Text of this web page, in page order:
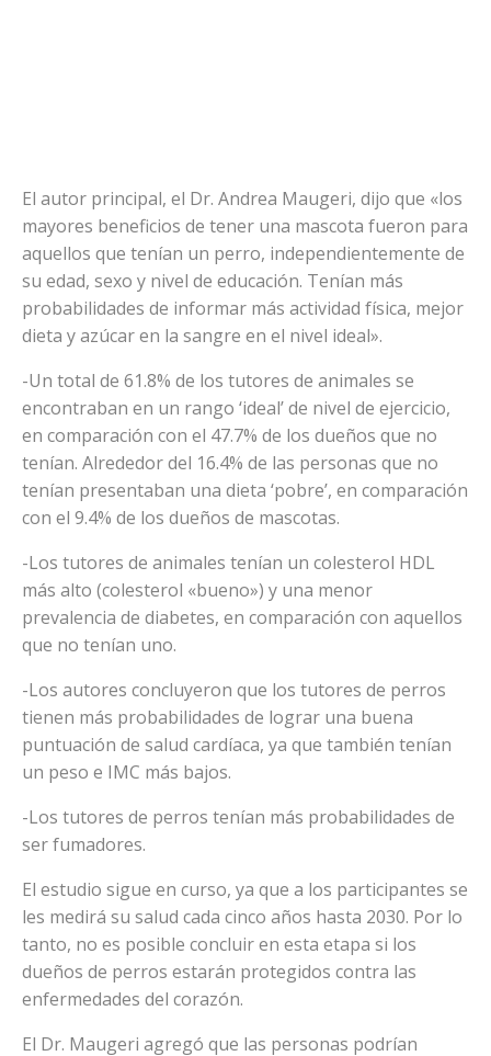
El autor principal, el Dr. Andrea Maugeri, dijo que «los
mayores beneficios de tener una mascota fueron para
aquellos que tenían un perro, independientemente de
su edad, sexo y nivel de educación. Tenían más
probabilidades de informar más actividad física, mejor
dieta y azúcar en la sangre en el nivel ideal».
-Un total de 61.8% de los tutores de animales se
encontraban en un rango ‘ideal’ de nivel de ejercicio,
en comparación con el 47.7% de los dueños que no
tenían. Alrededor del 16.4% de las personas que no
tenían presentaban una dieta ‘pobre’, en comparación
con el 9.4% de los dueños de mascotas.
-Los tutores de animales tenían un colesterol HDL
más alto (colesterol «bueno») y una menor
prevalencia de diabetes, en comparación con aquellos
que no tenían uno.
-Los autores concluyeron que los tutores de perros
tienen más probabilidades de lograr una buena
puntuación de salud cardíaca, ya que también tenían
un peso e IMC más bajos.
-Los tutores de perros tenían más probabilidades de
ser fumadores.
El estudio sigue en curso, ya que a los participantes se
les medirá su salud cada cinco años hasta 2030. Por lo
tanto, no es posible concluir en esta etapa si los
dueños de perros estarán protegidos contra las
enfermedades del corazón.
El Dr. Maugeri agregó que las personas podrían